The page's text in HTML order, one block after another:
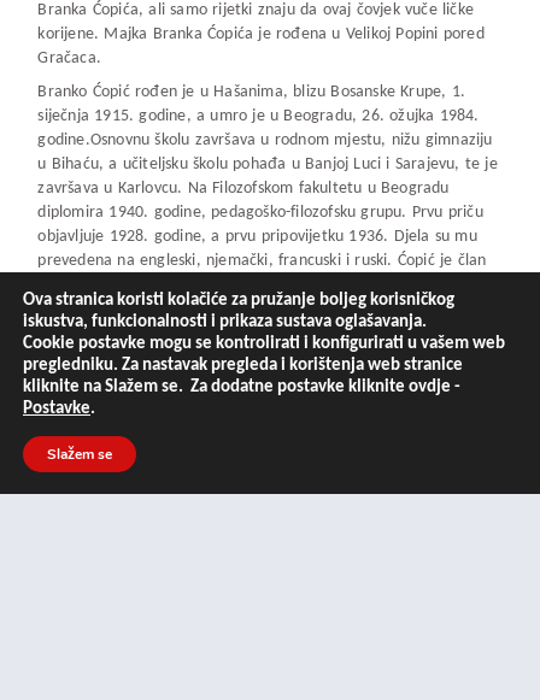
Branka Ćopića, ali samo rijetki znaju da ovaj čovjek vuče ličke
korijene. Majka Branka Ćopića je rođena u Velikoj Popini pored
Gračaca.
Branko Ćopić rođen je u Hašanima, blizu Bosanske Krupe, 1.
siječnja 1915. godine, a umro je u Beogradu, 26. ožujka 1984.
godine.Osnovnu školu završava u rodnom mjestu, nižu gimnaziju
u Bihaću, a učiteljsku školu pohađa u Banjoj Luci i Sarajevu, te je
završava u Karlovcu. Na Filozofskom fakultetu u Beogradu
diplomira 1940. godine, pedagoško-filozofsku grupu. Prvu priču
objavljuje 1928. godine, a prvu pripovijetku 1936. Djela su mu
prevedena na engleski, njemački, francuski i ruski. Ćopić je član
(Akademije nauka i umjetnosti Bosne i Hercegovine).
Nažalost, tragično je okončao život. Izvršio je samoubojstvo,
skokom sa mosta na Savi u Beogradu 26. ožujka 1984. godine.
Neka od njegovih poznatijih dijela su: “Ježeva kuća”, poezija,
napisana u Sarajevu, 1957., “Ne tuguj bronzana stražo”,
napisana 1958. godine, “Partizanske tužne bajke”, priče,
napisana u Beogradu, 1958., “Priče zanesenog dječaka”, priče,
Ova stranica koristi kolačiće za pružanje boljeg korisničkog
iskustva, funkcionalnosti i prikaza sustava oglašavanja.
Cookie postavke mogu se kontrolirati i konfigurirati u vašem web
pregledniku. Za nastavak pregleda i korištenja web stranice
kliknite na Slažem se. Za dodatne postavke kliknite ovdje -
Postavke.
Slažem se